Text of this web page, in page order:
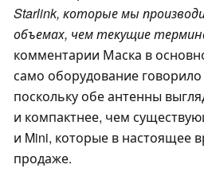
Starlink, которые мы
объемах, чем текущие
комментарии Маска в
само оборудование говорило
поскольку обе антенны
и компактнее, чем
и Mini, которые в настоящее
продаже.